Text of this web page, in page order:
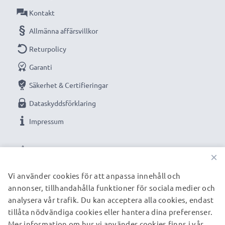
leverans och 3 års garanti!
VÅRA BETALNINGSALTERNATIV
Kontakt
Allmänna affärsvillkor
Returpolicy
Garanti
Säkerhet & Certifieringar
Dataskyddsförklaring
Impressum
VÅRA FRAKTPARTNERS
×
Vi använder cookies för att anpassa innehåll och
annonser, tillhandahålla funktioner för sociala medier och
analysera vår trafik. Du kan acceptera alla cookies, endast
tillåta nödvändiga cookies eller hantera dina preferenser.